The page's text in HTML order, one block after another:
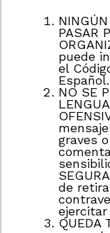
PASAR
puede
el
Español.
NO SE
graves
de
QUEDA